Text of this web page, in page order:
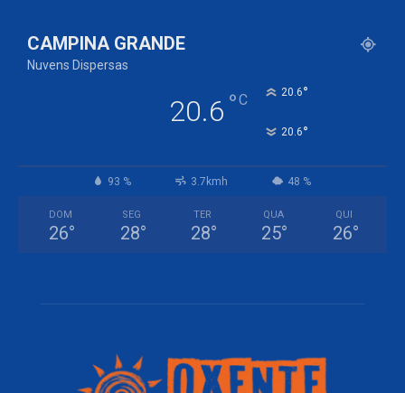
CAMPINA GRANDE
Nuvens Dispersas
20.6 °C 20.6°
20.6°
93 % 3.7kmh 48 %
DOM
26°
SEG
28°
TER
28°
QUA
25°
QUI
26°